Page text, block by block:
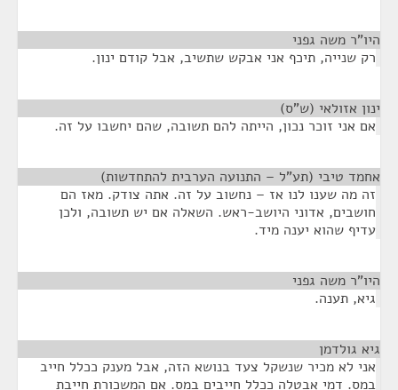
היו"ר משה גפני
רק שנייה, תיכף אני אבקש שתשיב, אבל קודם ינון.
ינון אזולאי (ש"ס)
אם אני זוכר נכון, הייתה להם תשובה, שהם יחשבו על זה.
אחמד טיבי (תע"ל – התנועה הערבית להתחדשות)
זה מה שענו לנו אז – נחשוב על זה. אתה צודק. מאז הם
חושבים, אדוני היושב-ראש. השאלה אם יש תשובה, ולכן
עדיף שהוא יענה מיד.
היו"ר משה גפני
גיא, תענה.
גיא גולדמן
אני לא מכיר שנשקל צעד בנושא הזה, אבל מענק ככלל חייב
במס. דמי אבטלה ככלל חייבים במס. אם המשכורת חייבת